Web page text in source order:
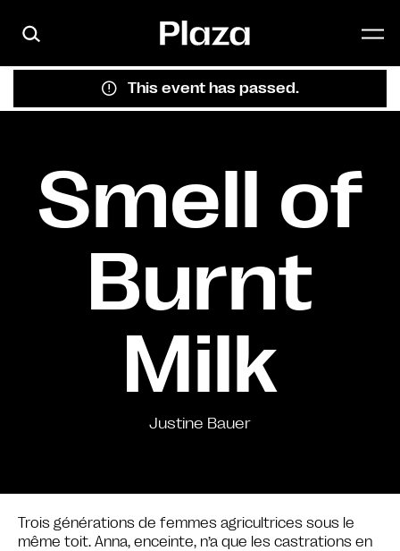
This event has passed.
Smell of
Burnt
Milk
Justine Bauer
Trois générations de femmes agricultrices sous le
même toit. Anna, enceinte, n’a que les castrations en